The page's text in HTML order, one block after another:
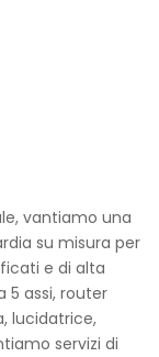
vantiamo una
su misura per
e di alta
5 assi, router
lucidatrice,
servizi di